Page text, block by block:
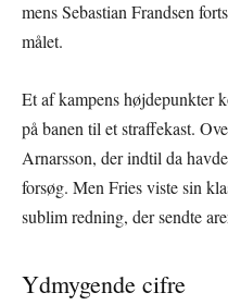
mens Sebastian Frandsen
målet.
Et af kampens højdepunkter
på banen til et straffekast.
Arnarsson, der indtil da
forsøg. Men Fries viste sin
sublim redning, der sendte
Ydmygende cifre